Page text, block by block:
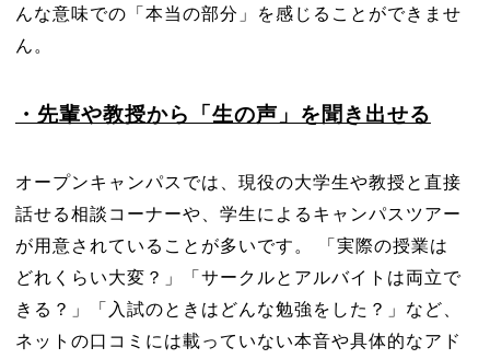
んな意味での「本当の部分」を感じることができませ
ん。
・先輩や教授から「生の声」を聞き出せる
オープンキャンパスでは、現役の大学生や教授と直接
話せる相談コーナーや、学生によるキャンパスツアー
が用意されていることが多いです。 「実際の授業は
どれくらい大変？」「サークルとアルバイトは両立で
きる？」「入試のときはどんな勉強をした？」など、
ネットの口コミには載っていない本音や具体的なアド